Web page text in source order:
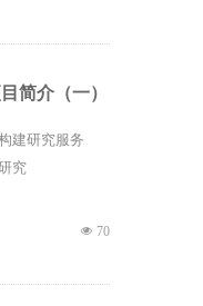
简介（一）
建研究服务
究
넶 70